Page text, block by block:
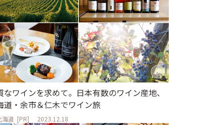
なワインを求めて。日本有数のワイン産地、
道・余市＆仁木でワイン旅
海道 [PR] 2023.12.18